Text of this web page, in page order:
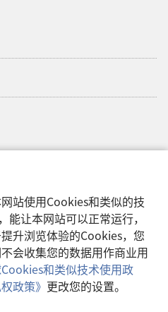
站使用Cookies和类似的技
让本网站可以正常运行，
升浏览体验的Cookies，您
会收集您的数据用作商业用
Cookies和类似技术使用政
政策》 更改您的设置。
and Tract Society of Pennsylvania.
权政策| 隐私设置